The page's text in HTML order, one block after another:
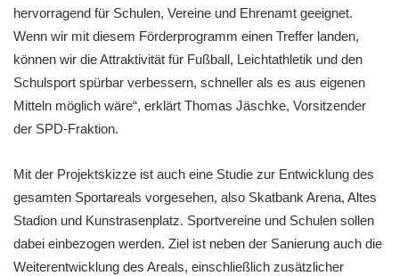
hervorragend für Schulen, Vereine und Ehrenamt geeignet.
Wenn wir mit diesem Förderprogramm einen Treffer landen,
können wir die Attraktivität für Fußball, Leichtathletik und den
Schulsport spürbar verbessern, schneller als es aus eigenen
Mitteln möglich wäre“, erklärt Thomas Jäschke, Vorsitzender
der SPD-Fraktion.
Mit der Projektskizze ist auch eine Studie zur Entwicklung des
gesamten Sportareals vorgesehen, also Skatbank Arena, Altes
Stadion und Kunstrasenplatz. Sportvereine und Schulen sollen
dabei einbezogen werden. Ziel ist neben der Sanierung auch die
Weiterentwicklung des Areals, einschließlich zusätzlicher